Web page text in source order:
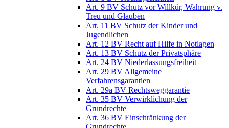
Art. 9 BV Schutz vor Willkür, Wahrung v.
Treu und Glauben
Art. 11 BV Schutz der Kinder und
Jugendlichen
Art. 12 BV Recht auf Hilfe in Notlagen
Art. 13 BV Schutz der Privatsphäre
Art. 24 BV Niederlassungsfreiheit
Art. 29 BV Allgemeine
Verfahrensgarantien
Art. 29a BV Rechtsweggarantie
Art. 35 BV Verwirklichung der
Grundrechte
Art. 36 BV Einschränkung der